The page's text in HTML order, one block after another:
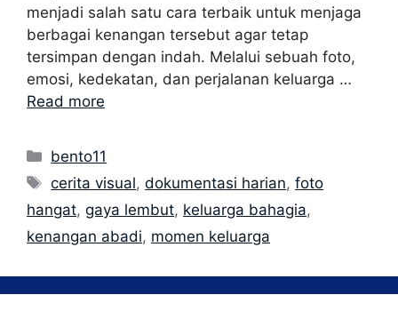
menjadi salah satu cara terbaik untuk menjaga
berbagai kenangan tersebut agar tetap
tersimpan dengan indah. Melalui sebuah foto,
emosi, kedekatan, dan perjalanan keluarga …
Read more
Categories
bento11
Tags
cerita visual,dokumentasi harian,foto
hangat, gaya lembut, keluarga bahagia,
kenangan abadi, momen keluarga